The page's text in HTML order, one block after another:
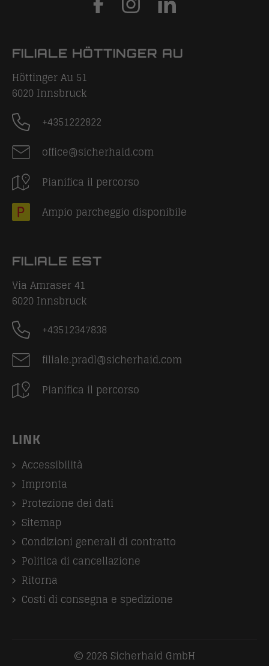
FILIALE HÖTTINGER AU
Höttinger Au 51
6020 Innsbruck
+4351222822
office@sicherhaid.com
Pianifica il percorso
Ampio parcheggio disponibile
FILIALE EST
Via Amraser 41
6020 Innsbruck
+43512347838
filiale.pradl@sicherhaid.com
Pianifica il percorso
LINK
Accessibilità
Impronta
Protezione dei dati
Sitemap
Condizioni generali di contratto
Politica di cancellazione
Ritorna
Costi di consegna e spedizione
2026 Sicherhaid GmbH